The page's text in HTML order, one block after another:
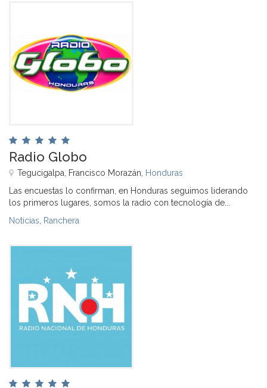
Radio Globo
Tegucigalpa, Francisco Morazán, Honduras
Las encuestas lo confirman, en Honduras seguimos liderando
los primeros lugares, somos la radio con tecnología de...
Noticias Ranchera